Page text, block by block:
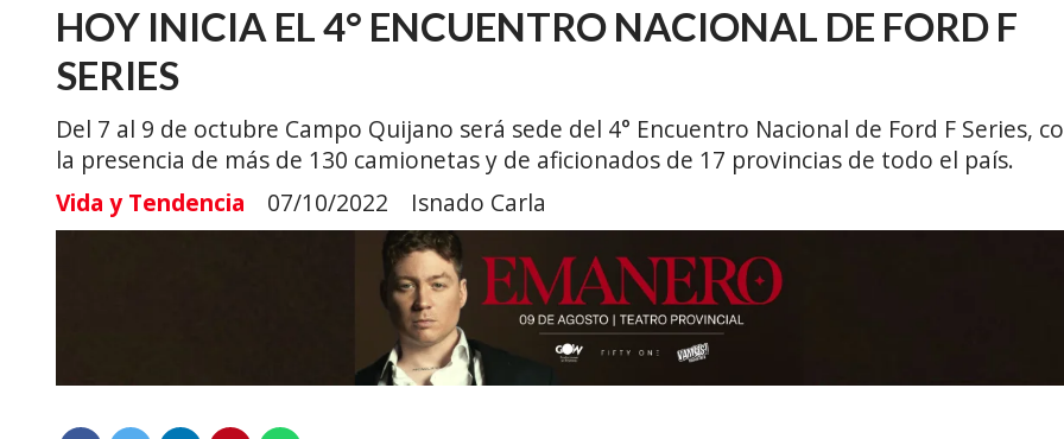
HOY INICIA EL 4° ENCUENTRO NACIONAL DE FORD F
SERIES
Del 7 al 9 de octubre Campo Quijano será sede del 4° Encuentro Nacional de Ford F Series,
la presencia de más de 130 camionetas y de aficionados de 17 provincias de todo el país.
Vida y Tendencia
07/10/2022 Isnado Carla